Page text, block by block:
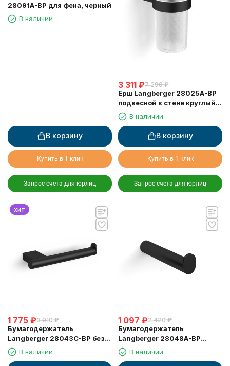
28091A-BP для фена, черный
В наличии
В корзину
Купить в 1 клик
Запрос счета для юрлиц
3 311 ₽7 290 ₽
Ерш Langberger 28025A-BP
подвесной к стене круглый
черный стекло
В наличии
В корзину
Купить в 1 клик
Запрос счета для юрлиц
хит
1 775 ₽3 910 ₽
Бумагодержатель
Langberger 28043C-BP без
крышки черный
В наличии
1 097 ₽2 420 ₽
Бумагодержатель
Langberger 28048A-BP
туалетной бумаги черный
В наличии